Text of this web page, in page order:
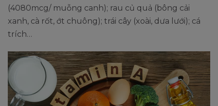
(4080mcg/ muỗng canh); rau củ quả (bông cải
xanh, cà rốt, ớt chuông); trái cây (xoài, dưa lưới); cá
trích…